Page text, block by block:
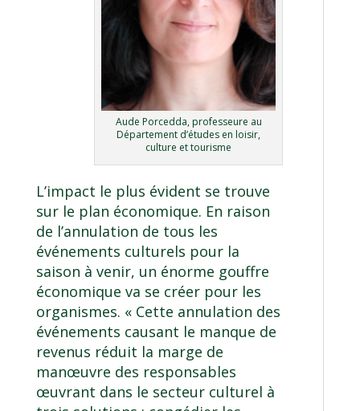
Aude Porcedda, professeure au
Département d’études en loisir,
culture et tourisme
L’impact le plus évident se trouve
sur le plan économique. En raison
de l’annulation de tous les
événements culturels pour la
saison à venir, un énorme gouffre
économique va se créer pour les
organismes. « Cette annulation des
événements causant le manque de
revenus réduit la marge de
manœuvre des responsables
œuvrant dans le secteur culturel à